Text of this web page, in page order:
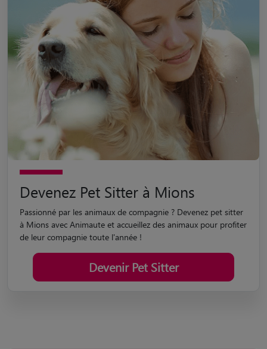
Devenez Pet Sitter à Mions
Passionné par les animaux de compagnie ? Devenez pet sitter
à Mions avec Animaute et accueillez des animaux pour profiter
de leur compagnie toute l'année !
Devenir Pet Sitter